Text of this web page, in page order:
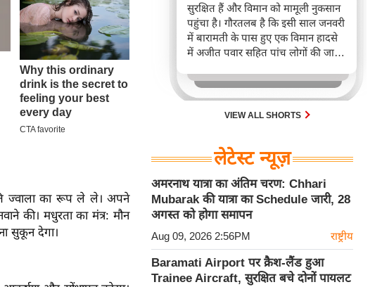
ज्वाला का रूप ले ले। अपने
की। मधुरता का मंत्र: मौन
सुकून देगा।
सुरक्षित हैं और विमान को मामूली नुकसान
पहुंचा है। गौरतलब है कि इसी साल जनवरी
में बारामती के पास हुए एक विमान हादसे
में अजीत पवार सहित पांच लोगों की जान
VIEW ALL SHORTS
लेटेस्ट न्यूज़
अमरनाथ यात्रा का अंतिम चरण: Chhari
Mubarak की यात्रा का Schedule जारी, 28
अगस्त को होगा समापन
Aug 09, 2026 2:56PM राष्ट्रीय
Baramati Airport पर क्रैश-लैंड हुआ
Trainee Aircraft, सुरक्षित बचे दोनों पायलट